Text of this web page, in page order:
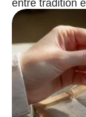
entre tradition